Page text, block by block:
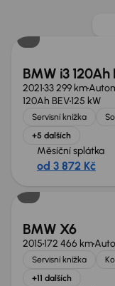
Zlevněno o 20
BMW i3 120Ah
202133 299 km
120Ah BEV125 kW
Servisní knížka
+5 dalších
Měsíční splátka
od 3 872 Kč
Zlevněno o 80
BMW X6
2015172 466 km
Servisní knížka
+11 dalších